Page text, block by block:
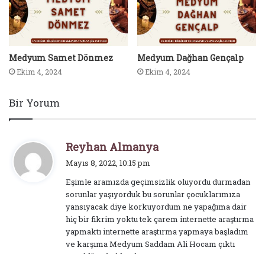
Medyum Samet Dönmez
Ekim 4, 2024
Medyum Dağhan Gençalp
Ekim 4, 2024
Bir Yorum
Reyhan Almanya
i
k
i
:
Mayıs 8, 2022, 10:15 pm
Eşimle aramızda geçimsizlik oluyordu durmadan
sorunlar yaşıyorduk bu sorunlar çocuklarımıza
yansıyacak diye korkuyordum ne yapağıma dair
hiç bir fikrim yoktu tek çarem internette araştırma
yapmaktı internette araştırma yapmaya başladım
ve karşıma Medyum Saddam Ali Hocam çıktı